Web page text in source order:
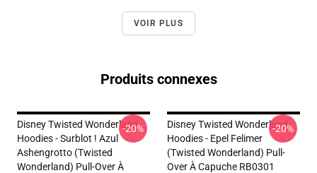
VOIR PLUS
Produits connexes
Disney Twisted Wonderland
Hoodies - Surblot ! Azul
Ashengrotto (Twisted
Wonderland) Pull-Over À
-20%
Disney Twisted Wonderland
Hoodies - Epel Felimer
(Twisted Wonderland) Pull-
Over À Capuche RB0301
-20%